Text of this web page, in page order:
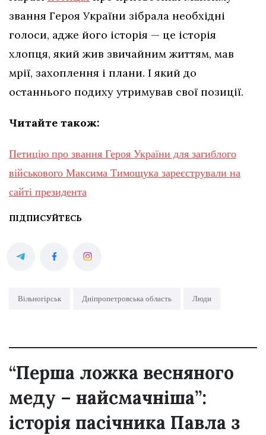
звання Героя України зібрала необхідні
голоси, адже його історія — це історія
хлопця, який жив звичайним життям, мав
мрії, захоплення і плани. І який до
останнього подиху утримував свої позиції.
Читайте також:
Петицію про звання Героя України для загиблого
військового Максима Тимощука зареєстрували на
сайті президента
ПІДПИСУЙТЕСЬ
Вільногірськ Дніпропетровська область Люди
“Перша ложка весняного
меду – найсмачніша”:
історія пасічника Павла з